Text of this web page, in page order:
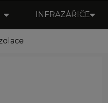
INFRAZÁŘIČE